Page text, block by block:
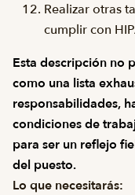
Realizar otras
cumplir con
Esta descripción no
como una lista
responsabilidades,
condiciones de
para ser un reflejo
del puesto.
Lo que necesitarás: